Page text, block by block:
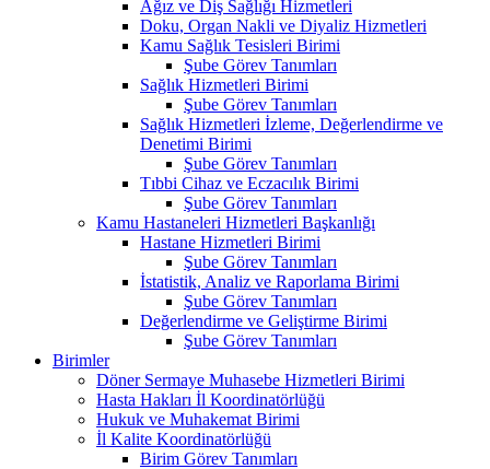
Ağız ve Diş Sağlığı Hizmetleri
Doku, Organ Nakli ve Diyaliz Hizmetleri
Kamu Sağlık Tesisleri Birimi
Şube Görev Tanımları
Sağlık Hizmetleri Birimi
Şube Görev Tanımları
Sağlık Hizmetleri İzleme, Değerlendirme ve
Denetimi Birimi
Şube Görev Tanımları
Tıbbi Cihaz ve Eczacılık Birimi
Şube Görev Tanımları
Kamu Hastaneleri Hizmetleri Başkanlığı
Hastane Hizmetleri Birimi
Şube Görev Tanımları
İstatistik, Analiz ve Raporlama Birimi
Şube Görev Tanımları
Değerlendirme ve Geliştirme Birimi
Şube Görev Tanımları
Birimler
Döner Sermaye Muhasebe Hizmetleri Birimi
Hasta Hakları İl Koordinatörlüğü
Hukuk ve Muhakemat Birimi
İl Kalite Koordinatörlüğü
Birim Görev Tanımları